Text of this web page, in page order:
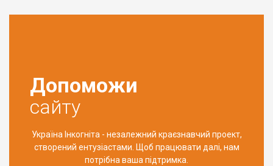
Допоможи
сайту
Україна Інкогніта - незалежний краєзнавчий проект,
створений ентузіастами. Щоб працювати далі, нам
потрібна ваша підтримка.